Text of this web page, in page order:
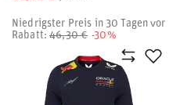
Niedrigster Preis in 30 Tagen vor
Rabatt:46,30 € -30%